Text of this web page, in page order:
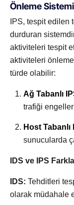
Önleme
IPS, tespit
durduran
aktiviteleri tespit
aktiviteleri
türde olabilir:
Ağ Tabanlı
trafiği
Host Tabanlı
sunucularda
IDS ve IPS
IDS: Tehditleri
olarak müdahale